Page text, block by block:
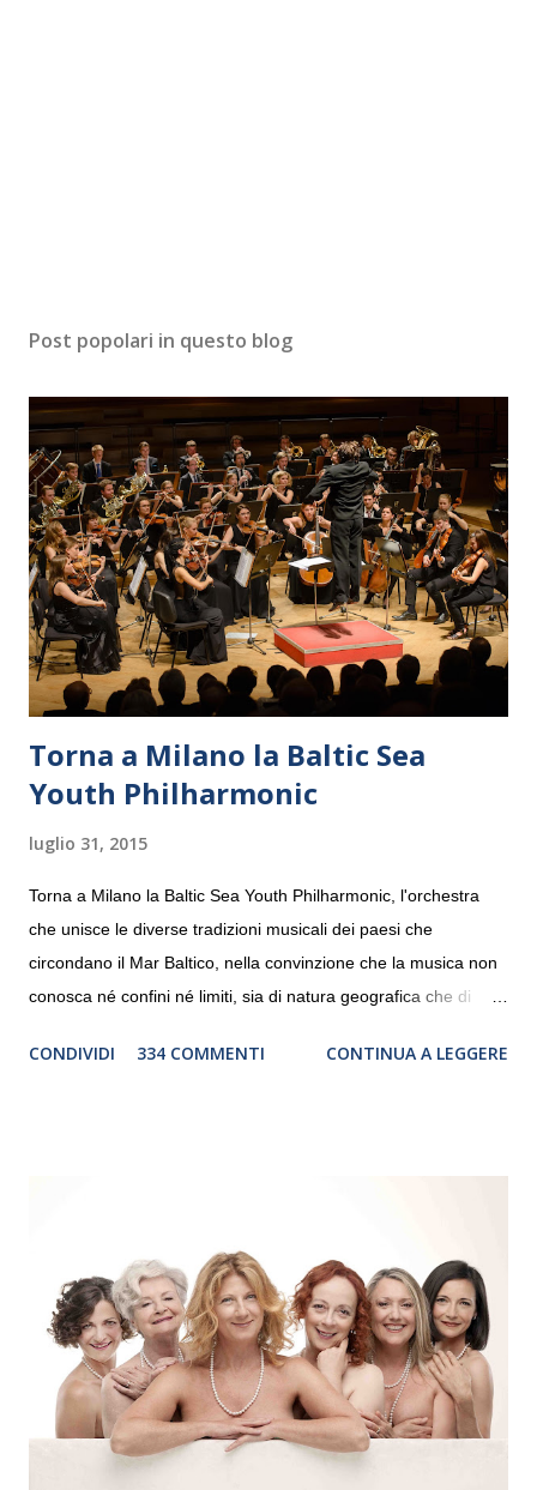
Post popolari in questo blog
Torna a Milano la Baltic Sea
Youth Philharmonic
luglio 31, 2015
Torna a Milano la Baltic Sea Youth Philharmonic, l'orchestra
che unisce le diverse tradizioni musicali dei paesi che
circondano il Mar Baltico, nella convinzione che la musica non
conosca né confini né limiti, sia di natura geografica che di
debutterà il 10 settembre a Heiden, in Germania, e toccherà, in
“Settembre dell’Accademia” dove si esibirà per il secondo anno
consecutivo. Il pubblico milanese avrà il piacere di applaudire i
giovani artisti della Baltic Sea Youth Philharmonic per la quarta
volta. L’orchestra, fondata nel 2008 da Kristjan Järvi (affiancato
da un prestigioso consiglio di consulent...
CONDIVIDI 334 COMMENTI CONTINUA A LEGGERE